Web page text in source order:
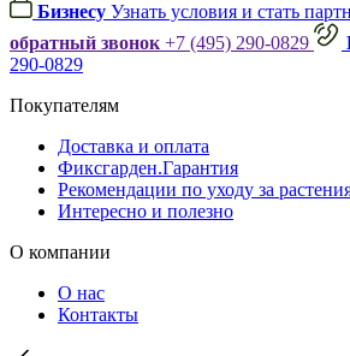
Бизнесу Узнать условия и стать
обратный звонок +7 (495) 290-0829
290-0829
Покупателям
Доставка и оплата
Фиксгарден.Гарантия
Рекомендации по уходу за
Интересно и полезно
О компании
О нас
Контакты